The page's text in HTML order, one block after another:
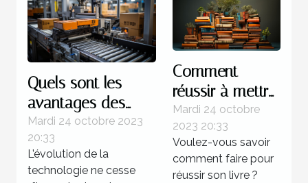
Quels sont les
avantages des
systèmes
d’automatisations ?
Mardi 24 octobre 2023
20:33
L’évolution de la
technologie ne cesse
Comment
réussir à mettre
au point un
livre ?
Mardi 24 octobre
2023 20:33
Voulez-vous savoir
comment faire pour
réussir son livre ?